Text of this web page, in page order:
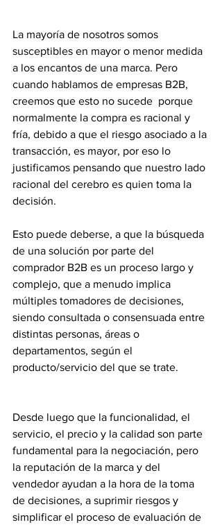
La mayoría de nosotros somos
susceptibles en mayor o menor medida
a los encantos de una marca. Pero
cuando hablamos de empresas B2B,
creemos que esto no sucede  porque
normalmente la compra es racional y
fría, debido a que el riesgo asociado a la
transacción, es mayor, por eso lo
justificamos pensando que nuestro lado
racional del cerebro es quien toma la
decisión.
Esto puede deberse, a que la búsqueda
de una solución por parte del
comprador B2B es un proceso largo y
complejo, que a menudo implica
múltiples tomadores de decisiones,
siendo consultada o consensuada entre
distintas personas, áreas o
departamentos, según el
producto/servicio del que se trate.
Desde luego que la funcionalidad, el
servicio, el precio y la calidad son parte
fundamental para la negociación, pero
la reputación de la marca y del
vendedor ayudan a la hora de la toma
de decisiones, a suprimir riesgos y
simplificar el proceso de evaluación de